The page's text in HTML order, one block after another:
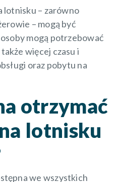
lotnisku – zarówno
– mogą być
mogą potrzebować
więcej czasu i
oraz pobytu na
otrzymać
lotnisku
we wszystkich